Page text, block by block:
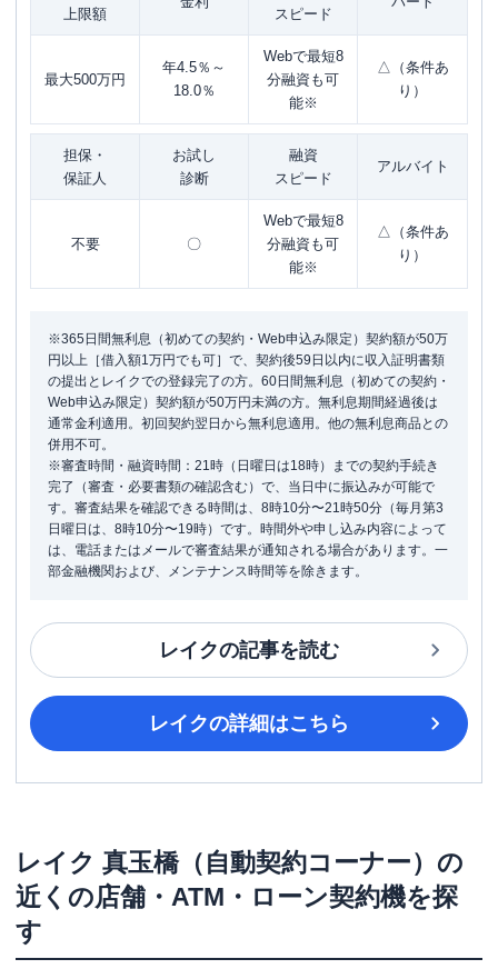
上限額 スピード
最大500万円
年4.5％～
18.0％
Webで最短8
分融資も可
能※
△（条件あ
り）
担保・
保証人
お試し
診断
融資
スピード
アルバイト
不要 〇
Webで最短8
分融資も可
能※
△（条件あ
り）
※365日間無利息（初めての契約・Web申込み限定）契約額が50万
円以上［借入額1万円でも可］で、契約後59日以内に収入証明書類
の提出とレイクでの登録完了の方。60日間無利息（初めての契約・
Web申込み限定）契約額が50万円未満の方。無利息期間経過後は
通常金利適用。初回契約翌日から無利息適用。他の無利息商品との
併用不可。
※審査時間・融資時間：21時（日曜日は18時）までの契約手続き
完了（審査・必要書類の確認含む）で、当日中に振込みが可能で
す。審査結果を確認できる時間は、8時10分〜21時50分（毎月第3
日曜日は、8時10分〜19時）です。時間外や申し込み内容によって
は、電話またはメールで審査結果が通知される場合があります。一
部金融機関および、メンテナンス時間等を除きます。
レイクの記事を読む
レイクの詳細はこちら
レイク 真玉橋（自動契約コーナー） の
近くの店舗・ATM・ローン契約機を探
す